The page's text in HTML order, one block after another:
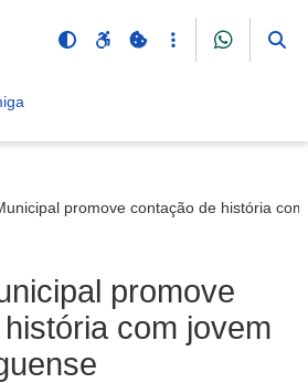
promove contação de história
promove
com jovem